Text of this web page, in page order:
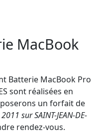
MacBook
Batterie MacBook Pro
sont réalisées en
un forfait de
sur SAINT-JEAN-DE-
rendez-vous.